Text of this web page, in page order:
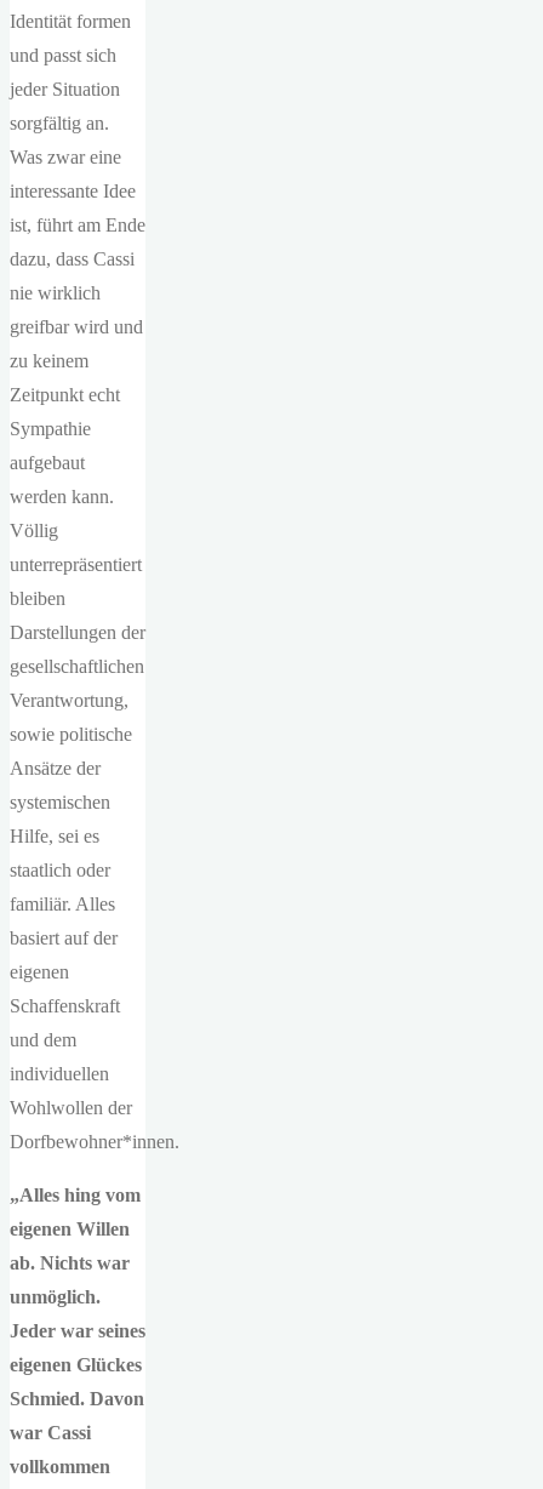
Identität formen
und passt sich
jeder Situation
sorgfältig an.
Was zwar eine
interessante Idee
ist, führt am Ende
dazu, dass Cassi
nie wirklich
greifbar wird und
zu keinem
Zeitpunkt echt
Sympathie
aufgebaut
werden kann.
Völlig
unterrepräsentiert
bleiben
Darstellungen der
gesellschaftlichen
Verantwortung,
sowie politische
Ansätze der
systemischen
Hilfe, sei es
staatlich oder
familiär. Alles
basiert auf der
eigenen
Schaffenskraft
und dem
individuellen
Wohlwollen der
Dorfbewohner*innen.
„Alles hing vom
eigenen Willen
ab. Nichts war
unmöglich.
Jeder war seines
eigenen Glückes
Schmied. Davon
war Cassi
vollkommen